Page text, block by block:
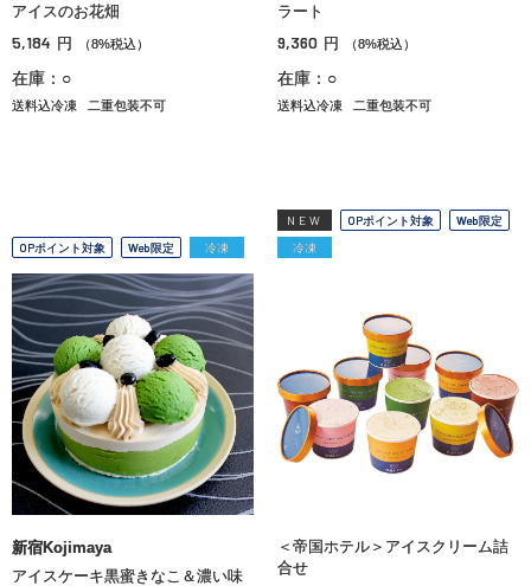
アイスのお花畑
5,184 円 （8%税込）
在庫：○
送料込冷凍 二重包装不可
ラート
9,360 円 （8%税込）
在庫：○
送料込冷凍 二重包装不可
OPポイント対象 Web限定 冷凍
新宿Kojimaya
アイスケーキ黒蜜きなこ＆濃い味
NEW OPポイント対象
Web限定
冷凍
＜帝国ホテル＞アイスクリーム詰
合せ